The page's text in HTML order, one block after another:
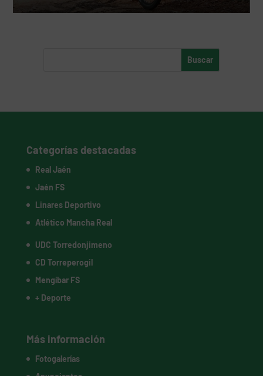
Categorías destacadas
Real Jaén
Jaén FS
Linares Deportivo
Atlético Mancha Real
UDC Torredonjimeno
CD Torreperogil
Mengíbar FS
+ Deporte
Más información
Fotogalerías